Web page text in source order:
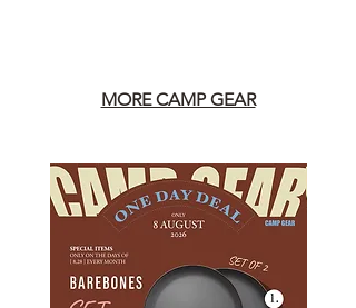
MORE CAMP GEAR